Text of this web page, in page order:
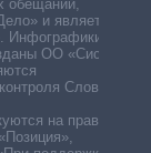
обещаний,
и является
ОО «Система
Слово и
на правах